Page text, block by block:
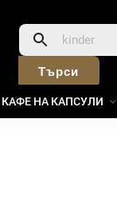
Търси
КАФЕ НА КАПСУЛИ